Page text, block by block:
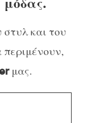
και του
μας.